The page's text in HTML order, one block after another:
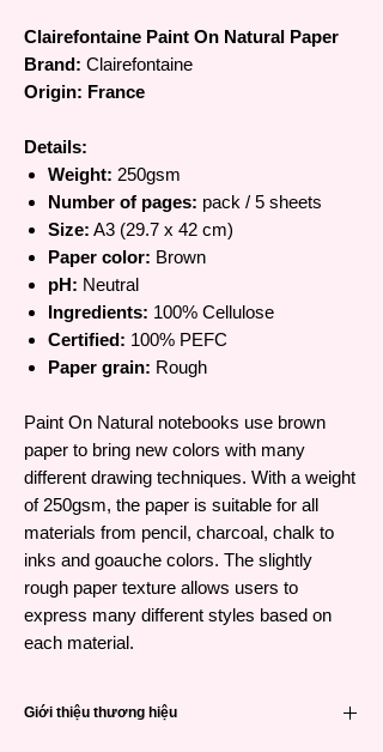
Clairefontaine Paint On Natural Paper
Brand: Clairefontaine
Origin: France
Details:
Weight: 250gsm
Number of pages: pack / 5 sheets
Size: A3 (29.7 x 42 cm)
Paper color: Brown
pH: Neutral
Ingredients: 100% Cellulose
Certified: 100% PEFC
Paper grain: Rough
Paint On Natural notebooks use brown
paper to bring new colors with many
different drawing techniques. With a weight
of 250gsm, the paper is suitable for all
materials from pencil, charcoal, chalk to
inks and goauche colors. The slightly
rough paper texture allows users to
express many different styles based on
each material.
Giới thiệu thương hiệu